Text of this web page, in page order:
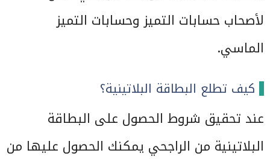
لأصحاب حسابات التميز وحسابات التميز
الماسي.
كيف تطلع البطاقة البلاتينية؟
عند تحقيق شروط الحصول على البطاقة
البلاتينية من الراجحي يمكنك الحصول عليها من